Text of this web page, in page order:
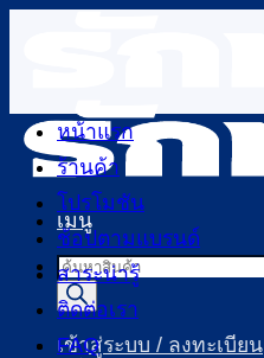
เนื้อหา
เมนู
Products
search
เข้าสู่ระบบ / ลงทะเบียน
หน้าแรก
ร้านค้า
โปรโมชัน
ช้อปตามแบรนด์
สาระน่ารู้
ติดต่อเรา
FAQ